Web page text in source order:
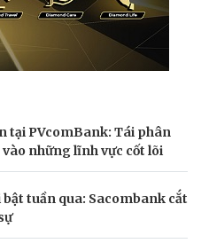
tại PVcomBank: Tái phân
những lĩnh vực cốt lõi
tuần qua: Sacombank cắt